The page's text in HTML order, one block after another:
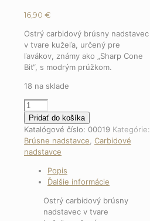
16,90 €
Ostrý carbidový brúsny nadstavec
v tvare kužeľa, určený pre
ľavákov, známy ako „Sharp Cone
Bit“, s modrým prúžkom.
18 na sklade
množstvo
Sharp
Cone
Bit
3
ľavákov,
Pridať do košíka
Katalógové číslo: 00019 Kategórie:
Brúsne nadstavce, Carbidové
nadstavce
Popis
Ďalšie informácie
Ostrý carbidový brúsny
nadstavec v tvare